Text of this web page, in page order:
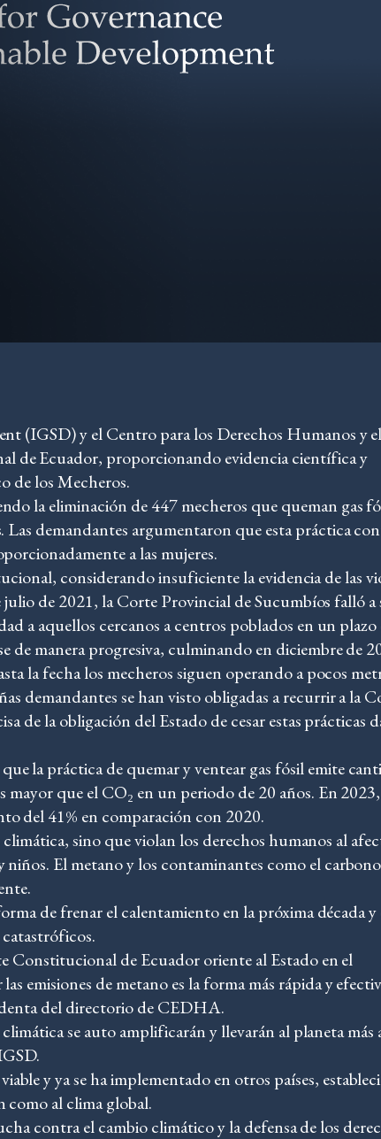
(IGSD) y el Centro para los Derechos Humanos y el
de Ecuador, proporcionando evidencia científica y
de los Mecheros.
la eliminación de 447 mecheros que queman gas
demandantes argumentaron que esta práctica
a las mujeres.
considerando insuficiente la evidencia de las
julio de 2021, la Corte Provincial de Sucumbíos falló a
a aquellos cercanos a centros poblados en un plazo
de manera progresiva, culminando en diciembre de
la fecha los mecheros siguen operando a pocos
demandantes se han visto obligadas a recurrir a la
la obligación del Estado de cesar estas prácticas
la práctica de quemar y ventear gas fósil emite
que el CO₂ en un periodo de 20 años. En
del 41% en comparación con 2020.
sino que violan los derechos humanos al
niños. El metano y los contaminantes como el
de frenar el calentamiento en la próxima década
Constitucional de Ecuador oriente al Estado en el
emisiones de metano es la forma más rápida y
del directorio de CEDHA.
se auto amplificarán y llevarán al planeta más
y ya se ha implementado en otros países,
como al clima global.
contra el cambio climático y la defensa de los